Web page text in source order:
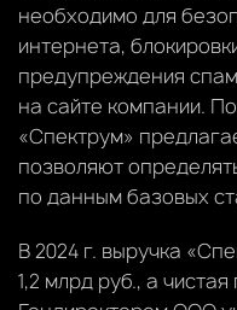
необходимо для
интернета,
предупреждения
на сайте компании.
«Спектрум»
позволяют
по данным базовых
В 2024 г. выручка
1,2 млрд руб., а